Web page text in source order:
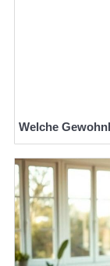
Welche